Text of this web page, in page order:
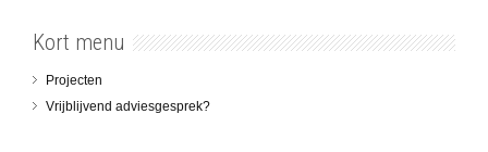
Kort menu
Projecten
Vrijblijvend adviesgesprek?